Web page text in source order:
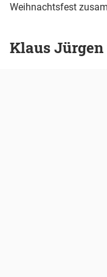
Weihnachtsfest
Klaus